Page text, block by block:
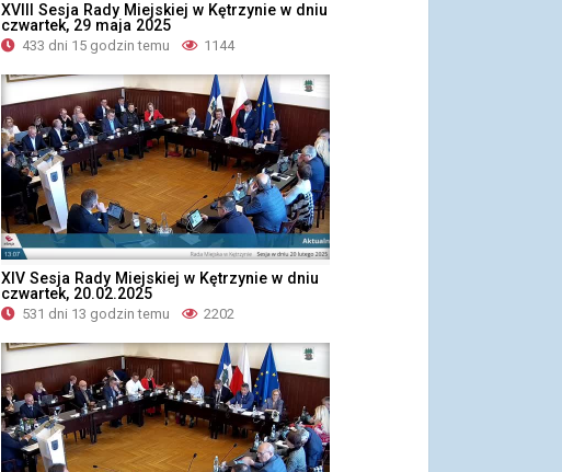
XVIII Sesja Rady Miejskiej w Kętrzynie w dniu
czwartek, 29 maja 2025
433 dni 15 godzin temu 1144
XIV Sesja Rady Miejskiej w Kętrzynie w dniu
czwartek, 20.02.2025
531 dni 13 godzin temu 2202